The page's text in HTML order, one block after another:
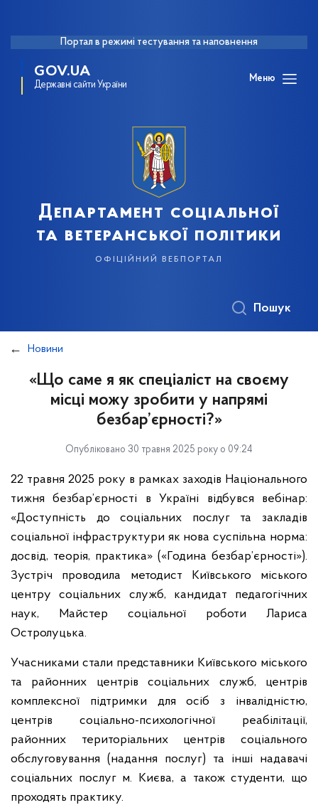
Портал в режимі тестування та наповнення
GOV.UA
Державні сайти України
Меню
Департамент соціальної
та ветеранської політики
офіційний вебпортал
Пошук
Новини
«Що саме я як спеціаліст на своєму
місці можу зробити у напрямі
безбар’єрності?»
Опубліковано 30 травня 2025 року о 09:24
22 травня 2025 року в рамках заходів Національного
тижня безбар’єрності в Україні відбувся вебінар:
«Доступність до соціальних послуг та закладів
соціальної інфраструктури як нова суспільна норма:
досвід, теорія, практика» («Година безбар’єрності»).
Зустріч проводила методист Київського міського
центру соціальних служб, кандидат педагогічних
наук, Майстер соціальної роботи Лариса
Остролуцька.
Учасниками стали представники Київського міського
та районних центрів соціальних служб, центрів
комплексної підтримки для осіб з інвалідністю,
центрів соціально-психологічної реабілітації,
районних територіальних центрів соціального
обслуговування (надання послуг) та інші надавачі
соціальних послуг м. Києва, а також студенти, що
проходять практику.